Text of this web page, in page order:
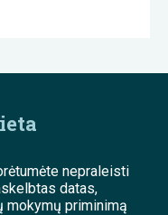
nepraleisti
datas,
mokymų priminimą